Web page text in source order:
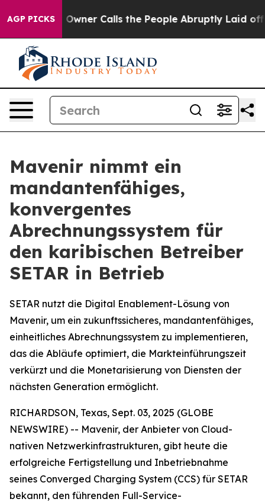
AGP PICKSOwner Calls the People Abruptly Laid off
Mavenir nimmt ein
mandantenfähiges,
konvergentes
Abrechnungssystem für
den karibischen Betreiber
SETAR in Betrieb
SETAR nutzt die Digital Enablement-Lösung von
Mavenir, um ein zukunftssicheres, mandantenfähiges,
einheitliches Abrechnungssystem zu implementieren,
das die Abläufe optimiert, die Markteinführungszeit
verkürzt und die Monetarisierung von Diensten der
nächsten Generation ermöglicht.
RICHARDSON, Texas, Sept. 03, 2025 (GLOBE
NEWSWIRE) -- Mavenir, der Anbieter von Cloud-
nativen Netzwerkinfrastrukturen, gibt heute die
erfolgreiche Fertigstellung und Inbetriebnahme
seines Converged Charging System (CCS) für SETAR
bekannt, den führenden Full-Service-